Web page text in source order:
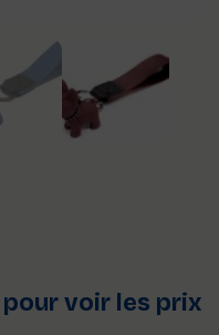
voir les prix